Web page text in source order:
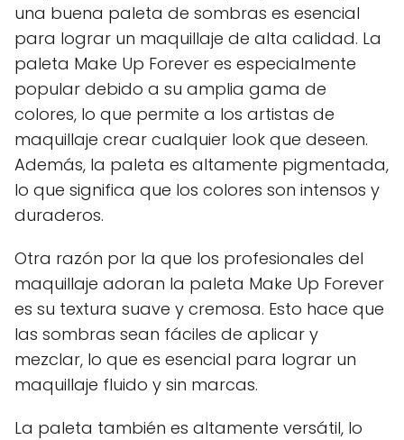
una buena paleta de sombras es esencial
para lograr un maquillaje de alta calidad. La
paleta Make Up Forever es especialmente
popular debido a su amplia gama de
colores, lo que permite a los artistas de
maquillaje crear cualquier look que deseen.
Además, la paleta es altamente pigmentada,
lo que significa que los colores son intensos y
duraderos.
Otra razón por la que los profesionales del
maquillaje adoran la paleta Make Up Forever
es su textura suave y cremosa. Esto hace que
las sombras sean fáciles de aplicar y
mezclar, lo que es esencial para lograr un
maquillaje fluido y sin marcas.
La paleta también es altamente versátil, lo